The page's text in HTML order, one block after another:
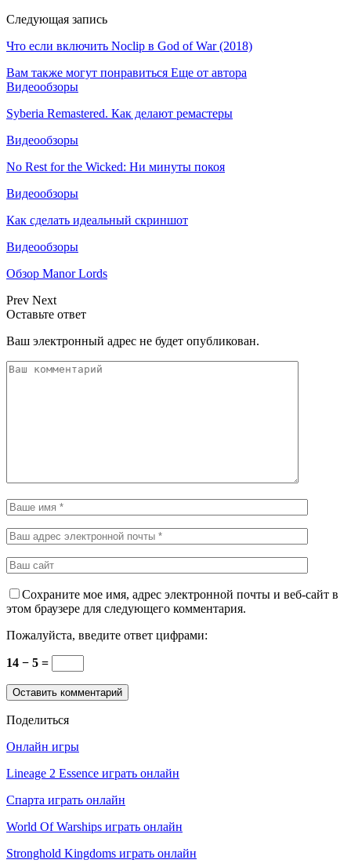
Следующая запись
Что если включить Noclip в God of War (2018)
Вам также могут понравиться Еще от автора
Видеообзоры
Syberia Remastered. Как делают ремастеры
Видеообзоры
No Rest for the Wicked: Ни минуты покоя
Видеообзоры
Как сделать идеальный скриншот
Видеообзоры
Обзор Manor Lords
Prev Next
Оставьте ответ
Ваш электронный адрес не будет опубликован.
Сохраните мое имя, адрес электронной почты и веб-сайт в
этом браузере для следующего комментария.
Пожалуйста, введите ответ цифрами:
14 − 5 =
Поделиться
Онлайн игры
Lineage 2 Essence играть онлайн
Спарта играть онлайн
World Of Warships играть онлайн
Stronghold Kingdoms играть онлайн